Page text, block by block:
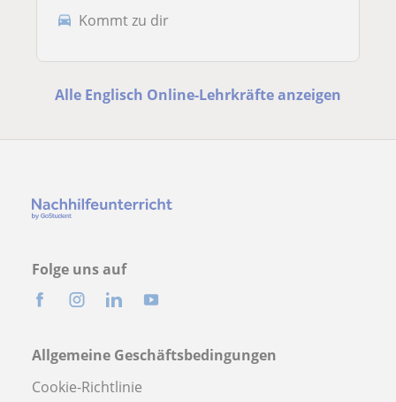
Kommt zu dir
Alle Englisch Online-Lehrkräfte anzeigen
Folge uns auf
Allgemeine Geschäftsbedingungen
Cookie-Richtlinie